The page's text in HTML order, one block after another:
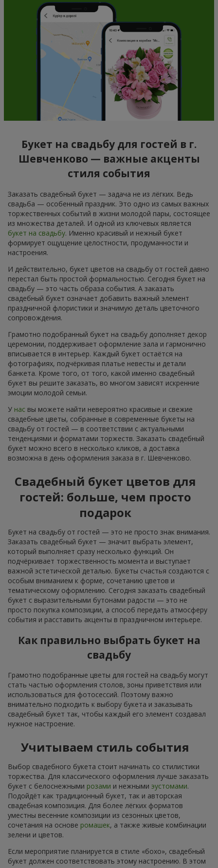
Букет на свадьбу для гостей в г.
Шевченково — важные акценты
стиля события
Заказать свадебный букет — задача не из лёгких. Ведь
свадьба — особенный праздник. Это одно из самых важных
торжественных событий в жизни молодой пары, состоящее
из множества деталей. И одной из ключевых является
букет на свадьбу. Именно красивый и нежный букет
формирует ощущение целостности, продуманности и
настроения.
И действительно, букет цветов на свадьбу от гостей давно
перестал быть простой формальностью. Сегодня букет на
свадьбу — это часть образа события. А заказать
свадебный букет означает добавить важный элемент
праздничной флористики и значимую деталь цветочного
сопровождения.
Грамотно подобранный букет на свадьбу дополняет декор
церемонии, поддерживает оформление зала и гармонично
вписывается в интерьер. Каждый букет остаётся на
фотографиях, подчёркивая платье невесты и детали
банкета. Кроме того, от того, какой именно свадебный
букет вы решите заказать, во многом зависят искренние
эмоции молодой семьи.
У нас вы можете найти невероятно красивые и свежие
свадебные цветы, собранные в современные букеты на
свадьбу от гостей — в соответствии с актуальными
тенденциями и форматами торжеств. Заказать свадебный
букет можно всего в несколько кликов, а доставка
возможна в день оформления заказа в г. Шевченково.
Свадебный букет цветов для
гостей: больше, чем просто
подарок
Букет на свадьбу от гостей — это не просто знак внимания.
Заказать свадебный букет — значит выбрать элемент,
который выполняет сразу несколько функций. Он
подчёркивает торжественность момента и выступает
важной эстетической деталью. Букеты счастья создаются с
особым вниманием к форме, сочетанию цветов и
тематическому оформлению. Сегодня заказать свадебный
букет с выразительными бутонами радости — это не
просто покупка композиции, а способ передать атмосферу
события и расставить акценты в праздничном интерьере.
Как правильно выбрать букет на
свадьбу
Грамотно подобранные цветы для гостей на свадьбу могут
стать частью оформления столов, зоны приветствия или
использоваться для фотосессий. Поэтому важно
внимательно подходить к выбору букета и заказывать
свадебный букет так, чтобы каждый его элемент создавал
нужное настроение.
Учитываем стиль события
Выбор свадебного букета стоит начинать со стилистики
торжества. Для классического оформления лучше заказать
букет с белоснежными розами и нежными эустомами.
Подойдёт как традиционный букет, так и авторская
свадебная композиция. Для более лёгких форматов
уместны весенние композиции из сезонных цветов,
сочетания на основе ромашек, а также живые комбинации
зелени и цветов.
Если мероприятие планируется в стиле «бохо», свадебный
букет должен соответствовать этому настроению. В этом